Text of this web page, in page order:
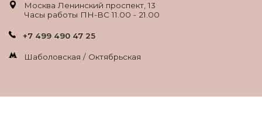
Москва Ленинский проспект, 13
Часы работы ПН-ВС 11.00 - 21.00
+7 499 490 47 25
Шаболовская / Октябрьская